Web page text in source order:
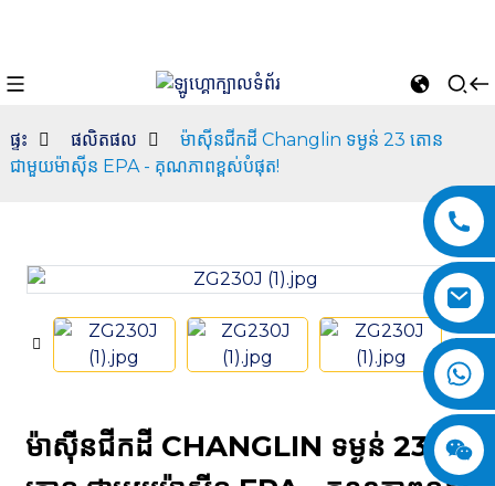
ផ្ទះ ផលិតផល
ម៉ាស៊ីនជីកដី Changlin ទម្ងន់ 23 តោន
ជាមួយម៉ាស៊ីន EPA - គុណភាពខ្ពស់បំផុត!
ម៉ាស៊ីនជីកដី CHANGLIN ទម្ងន់ 23